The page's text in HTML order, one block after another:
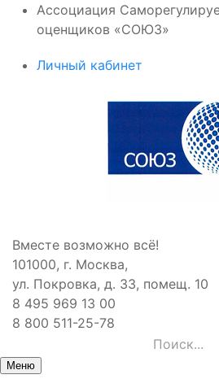
Ассоциация
оценщиков «СОЮЗ»
Личный кабинет
Вместе возможно всё!
101000, г. Москва,
ул. Покровка, д. 33, помещ. 10
8 495 969 13 00
8 800 511-25-78
Меню